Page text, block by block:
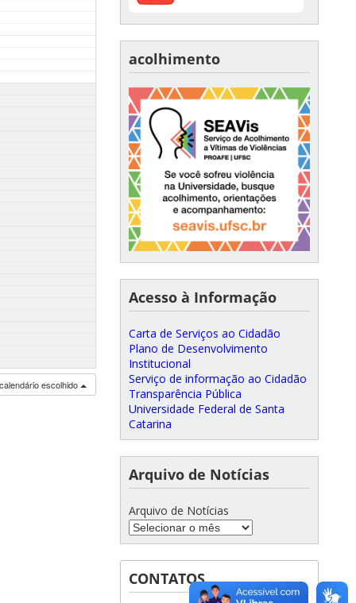
escolhido
acolhimento
Acesso à Informação
Carta de Serviços ao Cidadão
Plano de Desenvolvimento
Institucional
Serviço de informação ao Cidadão
Transparência Pública
Universidade Federal de Santa
Catarina
Arquivo de Notícias
Arquivo de Notícias
CONTATOS